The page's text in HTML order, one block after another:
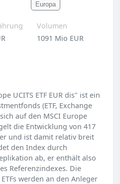
Europa
Volumen
1091 Mio EUR
UCITS ETF EUR dis" ist ein
(ETF, Exchange
auf den MSCI Europe
die Entwicklung von 417
und ist damit relativ breit
den Index durch
ab, er enthält also
Referenzindexes. Die
werden an den Anleger